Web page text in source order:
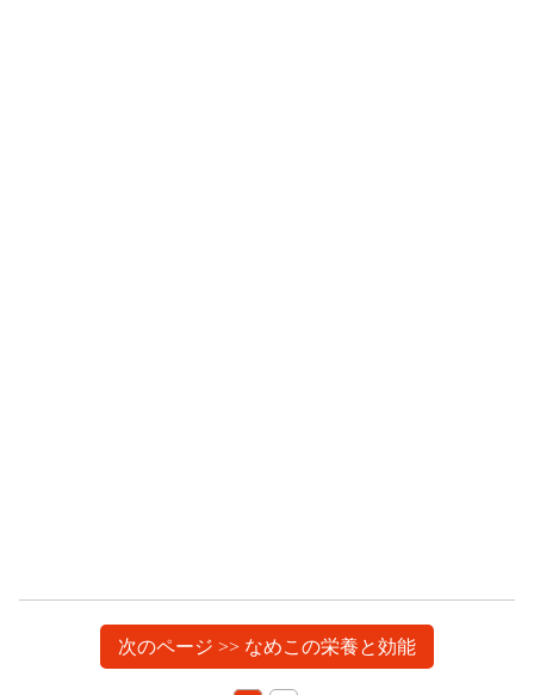
次のページ >> なめこの栄養と効能